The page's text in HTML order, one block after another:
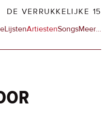
DE VERRUKKELIJKE 15
LijstenArtiestenSongsMeerop
…